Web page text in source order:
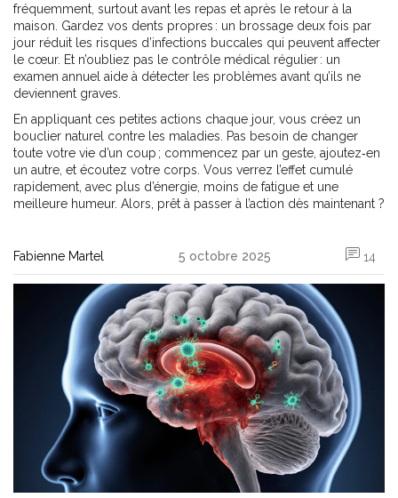
fréquemment, surtout avant les repas et après le retour à la
maison. Gardez vos dents propres : un brossage deux fois par
jour réduit les risques d’infections buccales qui peuvent affecter
le cœur. Et n’oubliez pas le contrôle médical régulier : un
examen annuel aide à détecter les problèmes avant qu’ils ne
deviennent graves.
En appliquant ces petites actions chaque jour, vous créez un
bouclier naturel contre les maladies. Pas besoin de changer
toute votre vie d’un coup ; commencez par un geste, ajoutez‑en
un autre, et écoutez votre corps. Vous verrez l’effet cumulé
rapidement, avec plus d’énergie, moins de fatigue et une
meilleure humeur. Alors, prêt à passer à l’action dès maintenant ?
Fabienne Martel 5 octobre 2025 14